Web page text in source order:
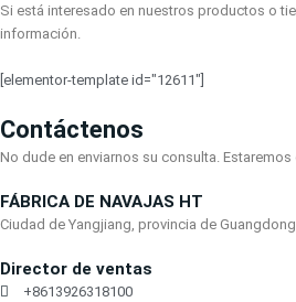
Si está interesado en nuestros productos o
información.
[elementor-template id="12611"]
Contáctenos
No dude en enviarnos su consulta.
FÁBRICA DE NAVAJAS HT
Ciudad de Yangjiang, provincia de
Director de ventas
+8613926318100